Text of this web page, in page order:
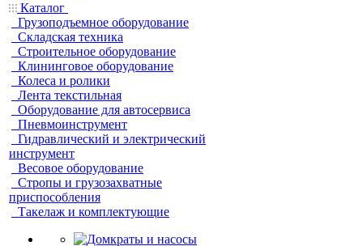
Каталог
Грузоподъемное оборудование
Складская техника
Строительное оборудование
Клининговое оборудование
Колеса и ролики
Лента текстильная
Оборудование для автосервиса
Пневмоинструмент
Гидравлический и электрический
инструмент
Весовое оборудование
Стропы и грузозахватные
приспособления
Такелаж и комплектующие